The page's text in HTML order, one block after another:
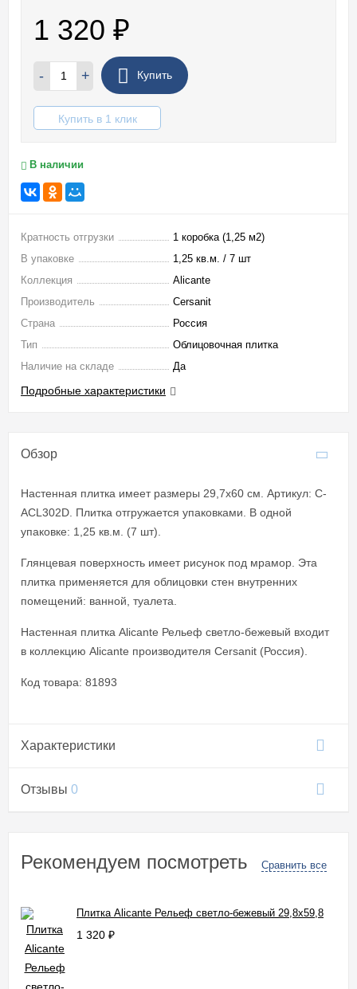
1 320 ₽
- + Купить
Купить в 1 клик
В наличии
Кратность отгрузки
1 коробка (1,25 м2)
В упаковке
1,25 кв.м. / 7 шт
Коллекция
Alicante
Производитель
Cersanit
Страна
Россия
Тип
Облицовочная плитка
Наличие на складе
Да
Подробные характеристики
Обзор
Настенная плитка имеет размеры 29,7x60 см. Артикул: C-
ACL302D. Плитка отгружается упаковками. В одной
упаковке: 1,25 кв.м. (7 шт).
Глянцевая поверхность имеет рисунок под мрамор. Эта
плитка применяется для облицовки стен внутренних
помещений: ванной, туалета.
Настенная плитка Alicante Рельеф светло-бежевый входит
в коллекцию Alicante производителя Cersanit (Россия).
Код товара: 81893
Характеристики
Отзывы 0
Рекомендуем посмотреть Сравнить все
Плитка Alicante Рельеф светло-бежевый 29,8x59,8
1 320 ₽